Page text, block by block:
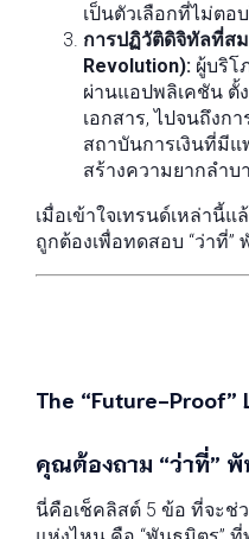
เป็นตัวเลือกที่ไม่ต
การปฏิวัติดิจิทัลที่ส
Revolution): ผู้บริโ
ผ่านแอปพลิเคชัน ตั้
เอกสาร, ไปจนถึงก
สถาบันการเงินที่มี
สร้างความยากลำบ
เมื่อเข้าใจเทรนด์เหล่านี้
ถูกต้องเพื่อทดสอบ “ว่าที่”
The “Future-
คุณต้องถาม “ว่าที่” พั
นี่คือเช็คลิสต์ 5 ข้อ ที่จะช่